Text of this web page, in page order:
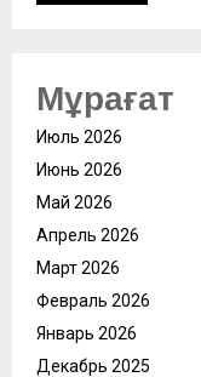
Мұрағат
Июль 2026
Июнь 2026
Май 2026
Апрель 2026
Март 2026
Февраль 2026
Январь 2026
Декабрь 2025